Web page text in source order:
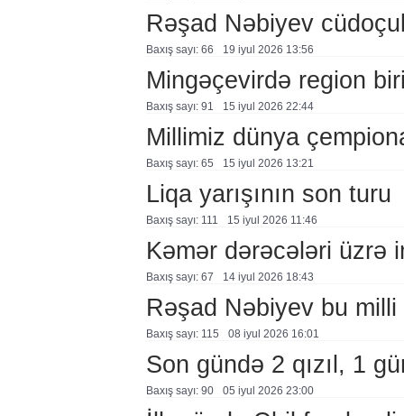
Rəşad Nəbiyev
Baxış sayı: 66 19 i̇yul 2026 13:56
Mingəçevirdə region
Baxış sayı: 91 15 i̇yul 2026 22:44
Millimiz dünya
Baxış sayı: 65 15 i̇yul 2026 13:21
Liqa yarışının son turu
Baxış sayı: 111 15 i̇yul 2026 11:46
Kəmər dərəcələri üzrə
Baxış sayı: 67 14 i̇yul 2026 18:43
Rəşad Nəbiyev bu
Baxış sayı: 115 08 i̇yul 2026 16:01
Son gündə 2 qızıl, 1
Baxış sayı: 90 05 i̇yul 2026 23:00